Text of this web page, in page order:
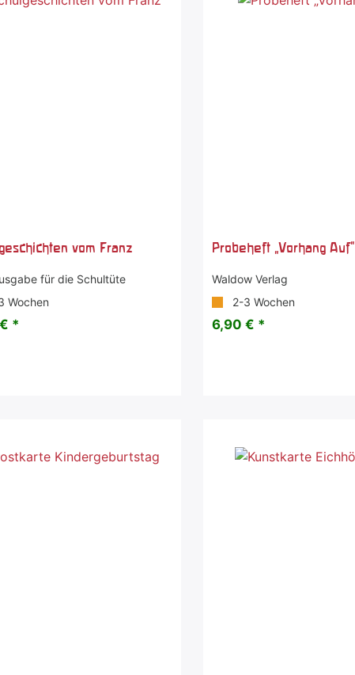
vom Franz
für die Schultüte
Wochen
*
Probeheft „Vorhang Auf"
Waldow Verlag
2-3 Wochen
6,90 € *